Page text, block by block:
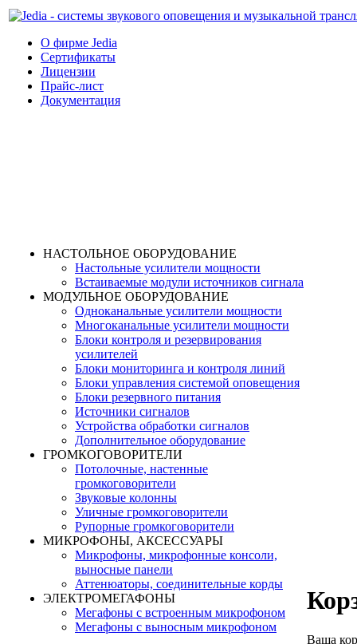
О фирме Jedia
Cертификаты
Лицензии
Прайс-лист
Документация
НАСТОЛЬНОЕ ОБОРУДОВАНИЕ
Настольные усилители мощности
Встаиваемые модули источников сигнала
МОДУЛЬНОЕ ОБОРУДОВАНИЕ
Одноканальные усилители мощности
Многоканальные усилители мощности
Блоки контроля и резервирования
усилителей
Блоки мониторинга и контроля линий
Блоки управления системой оповещения
Блоки резервного питания
Источники сигналов
Устройства обработки сигналов
Дополнительное оборудование
ГРОМКОГОВОРИТЕЛИ
Потолочные, настенные
громкоговорители
Звуковые колонны
Уличные громкоговорители
Рупорные громкоговорители
МИКРОФОНЫ, АКСЕССУАРЫ
Микрофоны, микрофонные консоли,
выносные панели
Аттенюаторы, соединительные корды
ЭЛЕКТРОМЕГАФОНЫ
Мегафоны с встроенным микрофоном
Мегафоны с выносным микрофоном
Ваша